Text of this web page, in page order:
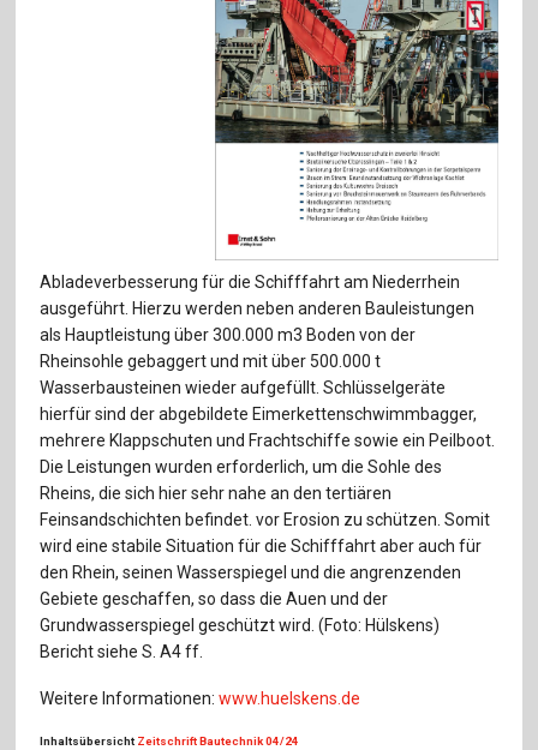
Sprache / Language: EN
Abladeverbesserung für die Schifffahrt am Niederrhein
ausgeführt. Hierzu werden neben anderen Bauleistungen
als Hauptleistung über 300.000 m3 Boden von der
Rheinsohle gebaggert und mit über 500.000 t
Wasserbausteinen wieder aufgefüllt. Schlüsselgeräte
hierfür sind der abgebildete Eimerkettenschwimmbagger,
mehrere Klappschuten und Frachtschiffe sowie ein Peilboot.
Die Leistungen wurden erforderlich, um die Sohle des
Rheins, die sich hier sehr nahe an den tertiären
Feinsandschichten befindet. vor Erosion zu schützen. Somit
wird eine stabile Situation für die Schifffahrt aber auch für
den Rhein, seinen Wasserspiegel und die angrenzenden
Gebiete geschaffen, so dass die Auen und der
Grundwasserspiegel geschützt wird. (Foto: Hülskens)
Bericht siehe S. A4 ff.
Weitere Informationen:www.huelskens.de
Inhaltsübersicht Zeitschrift Bautechnik 04/24